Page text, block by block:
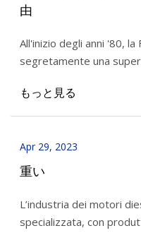
由
All'inizio degli anni '80,
segretamente una
もっと見る
Apr 29, 2023
重い
L’industria dei motori
specializzata, con